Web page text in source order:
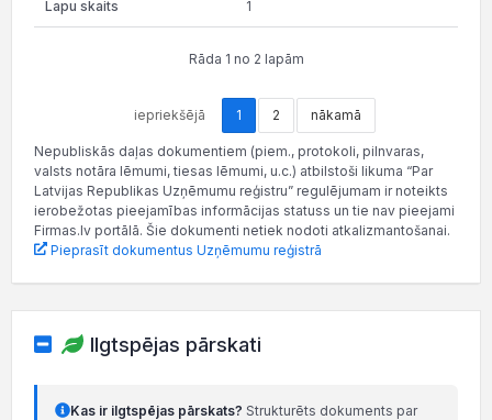
1
Rāda 1 no 2 lapām
iepriekšējā 1 2 nākamā
Nepubliskās daļas dokumentiem (piem., protokoli, pilnvaras,
valsts notāra lēmumi, tiesas lēmumi, u.c.) atbilstoši likuma “Par
Latvijas Republikas Uzņēmumu reģistru” regulējumam ir noteikts
ierobežotas pieejamības informācijas statuss un tie nav pieejami
Firmas.lv portālā. Šie dokumenti netiek nodoti atkalizmantošanai.
Pieprasīt dokumentus Uzņēmumu reģistrā
Ilgtspējas pārskati
Kas ir ilgtspējas pārskats? Strukturēts dokuments par